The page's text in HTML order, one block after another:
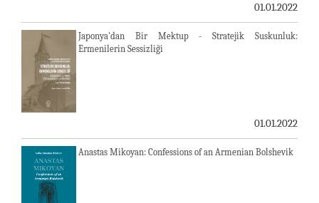
01.01.2022
Japonya'dan Bir Mektup - Stratejik Suskunluk:
Ermenilerin Sessizliği
01.01.2022
Anastas Mikoyan: Confessions of an Armenian Bolshevik